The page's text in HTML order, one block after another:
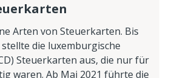
Arten von Steuerkarten. Bis
stellte die luxemburgische
Steuerkarten aus, die nur für
waren. Ab Mai 2021 führte die